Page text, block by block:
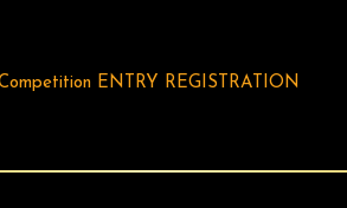
ENTRY REGISTRATION